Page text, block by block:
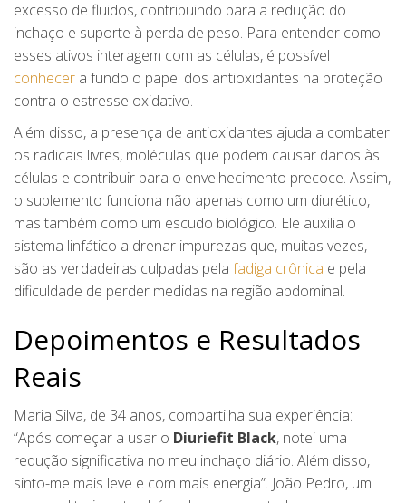
excesso de fluidos, contribuindo para a redução do
inchaço e suporte à perda de peso. Para entender como
esses ativos interagem com as células, é possível
conhecer a fundo o papel dos antioxidantes na proteção
contra o estresse oxidativo.
Além disso, a presença de antioxidantes ajuda a combater
os radicais livres, moléculas que podem causar danos às
células e contribuir para o envelhecimento precoce. Assim,
o suplemento funciona não apenas como um diurético,
mas também como um escudo biológico. Ele auxilia o
sistema linfático a drenar impurezas que, muitas vezes,
são as verdadeiras culpadas pela fadiga crônica e pela
dificuldade de perder medidas na região abdominal.
Depoimentos e Resultados
Reais
Maria Silva, de 34 anos, compartilha sua experiência:
“Após começar a usar o Diuriefit Black, notei uma
redução significativa no meu inchaço diário. Além disso,
sinto-me mais leve e com mais energia”. João Pedro, um